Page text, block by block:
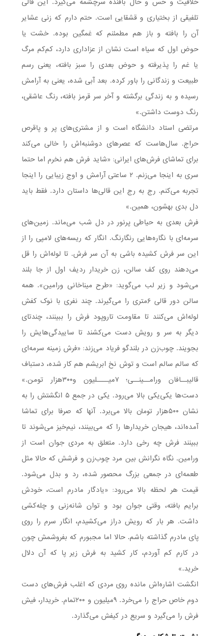
تلفیقی از بختیاری و قشقایی است. حتم دارم که زنی عشایر
آن را بافته و باز هم مطمئنم که غمگین بوده. خشت یا
حوض اول که سیاه است نشان از عزاداری دارد، کم‌کم مرگ
یا غم را پذیرفته و حوض بعدی را سبز بافته، یعنی رسم
طبیعت و زندگانی را باور کرده. بعد آبی شده، یعنی به آرامش
رسیده و به زندگی برگشته و آخر سر قرمز بافته، رنگ عاشقی،
رنگ دوست داشتن.»
مرتضی استاد دانشگاه است و از مشتری‌های پر و پاقرص
حراج. سال‌هاست که عصرهای دوشنبه‌اش را خالی می‌کند
برای تماشای فرش‌های ایرانی: «شاید فرش هم نخرم اما حتما
سری به اینجا می‌زنم. ۲ ساعتی آرامش و اوج زیبایی را اینجا
تجربه می‌کنم. رج به رج این قالی‌ها داستان دارد. فقط باید
دل بدی بهشون، همین.»
فرش بعدی به حیاطی پرنور در دل شب می‌ماند. زمین‌های
سرمه‌ای با نگاره‌هایی رنگارنگ. انگار که ریسه‌های لامپی را از
این سر فرش کشیده باشی به آن سر فرش. تا لوله‌اش را قل
می‌دهند روی کف سالن، زن خریدار ردیف اول از جا بلند
می‌شود و زیر لب می‌گوید: «طرح میناخانی ورامین». همه
سالن دور قالی ۶متری را می‌گیرند. چند نفری با نوک کفش
لوله‌اش می‌کنند تا مقاومت تاروپود فرش را ببینند، چندتای
دیگر به سر و رویش دست می‌کشند تا ساییدگی‌هایش را
بجویند. چوب‌زن در بلندگو فریاد می‌زند: «فرش زمینه سرمه‌ای
که سالم سالم است و توش نخ ابریشم هم کار شده، دستباف
قالیبــافان ورامــینــی؛ ۷میــــلیون ‌و۳۰۰هزار تومن.»
دست‌ها یکی‌یکی بالا می‌رود. یکی در جمع ۵ انگشتش را به
نشان ۵۰۰هزار تومان بالا می‌برد. آنها که صرفا برای تماشا
آمده‌اند، هیجان خریدارها را که می‌بینند، نیم‌خیز می‌شوند تا
ببینند فرش چه رخی دارد. متعلق به مردی جوان است از
ورامین. نگاه نگرانش بین مرد چوب‌زن و فرشش که حالا مثل
طعمه‌ای در جمعی بزرگ محصور شده، رد و بدل می‌شود.
قیمت هر لحظه بالا می‌رود: «یادگار مادرم است، خودش
برایم بافته، وقتی جوان بود و توان شانه‌زنی و چله‌کشی
داشت. هر بار که رویش دراز می‌کشیدم، انگار سرم را روی
پای مادرم گذاشته باشم. حالا اما مجبورم که بفروشمش چون
در کارم کم آوردم، کار کشید به فرش زیر پا که آن دلال
خرید.»
انگشت اشاره‌اش مانده روی مردی که اغلب فرش‌های دست
دوم خاص حراج را می‌خرد. ۹میلیون و ۲۰۰تمام. خریدار، فیش
فرش را می‌گیرد و سریع در کیفش می‌گذارد.